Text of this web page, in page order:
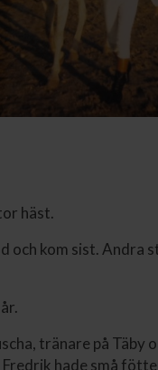
häst.
och kom sist. Andra
tränare på Täby
hade små